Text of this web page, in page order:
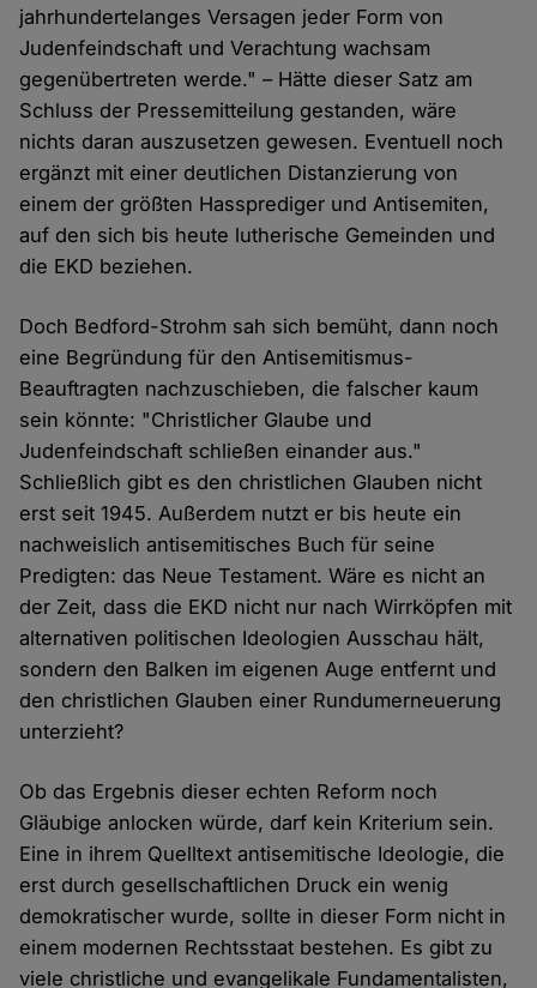
jahrhundertelanges Versagen jeder Form von
Judenfeindschaft und Verachtung wachsam
gegenübertreten werde." – Hätte dieser Satz am
Schluss der Pressemitteilung gestanden, wäre
nichts daran auszusetzen gewesen. Eventuell noch
ergänzt mit einer deutlichen Distanzierung von
einem der größten Hassprediger und Antisemiten,
auf den sich bis heute lutherische Gemeinden und
die EKD beziehen.
Doch Bedford-Strohm sah sich bemüht, dann noch
eine Begründung für den Antisemitismus-
Beauftragten nachzuschieben, die falscher kaum
sein könnte: "Christlicher Glaube und
Judenfeindschaft schließen einander aus."
Schließlich gibt es den christlichen Glauben nicht
erst seit 1945. Außerdem nutzt er bis heute ein
nachweislich antisemitisches Buch für seine
Predigten: das Neue Testament. Wäre es nicht an
der Zeit, dass die EKD nicht nur nach Wirrköpfen mit
alternativen politischen Ideologien Ausschau hält,
sondern den Balken im eigenen Auge entfernt und
den christlichen Glauben einer Rundumerneuerung
unterzieht?
Ob das Ergebnis dieser echten Reform noch
Gläubige anlocken würde, darf kein Kriterium sein.
Eine in ihrem Quelltext antisemitische Ideologie, die
erst durch gesellschaftlichen Druck ein wenig
demokratischer wurde, sollte in dieser Form nicht in
einem modernen Rechtsstaat bestehen. Es gibt zu
viele christliche und evangelikale Fundamentalisten,